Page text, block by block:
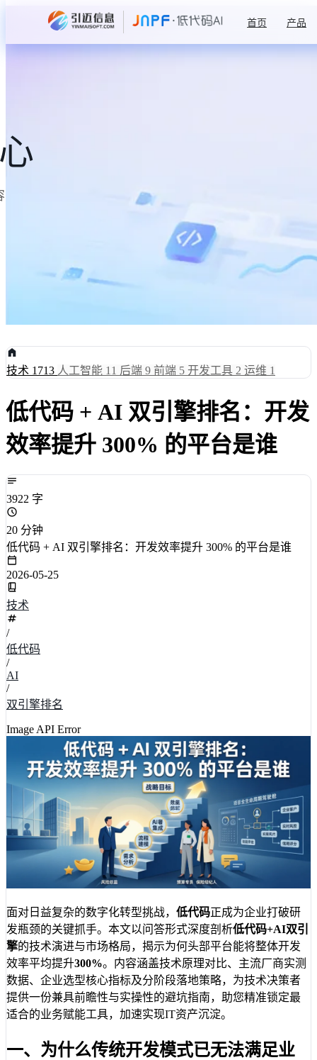
首页 产品
技术 1713 人工智能 11 后端 9 前端 5 开发工具 2 运维 1
低代码 + AI 双引擎排名：开发
效率提升 300% 的平台是谁
3922 字
20 分钟
低代码 + AI 双引擎排名：开发效率提升 300% 的平台是谁
2026-05-25
技术
/
低代码
/
AI
/
双引擎排名
Image API Error
面对日益复杂的数字化转型挑战， 低代码正成为企业打破研
发瓶颈的关键抓手。本文以问答形式深度剖析低代码+AI双引
擎的技术演进与市场格局，揭示为何头部平台能将整体开发
效率平均提升300%。内容涵盖技术原理对比、主流厂商实测
数据、企业选型核心指标及分阶段落地策略，为技术决策者
提供一份兼具前瞻性与实操性的避坑指南，助您精准锁定最
适合的业务赋能工具，加速实现IT资产沉淀。
一、为什么传统开发模式已无法满足业